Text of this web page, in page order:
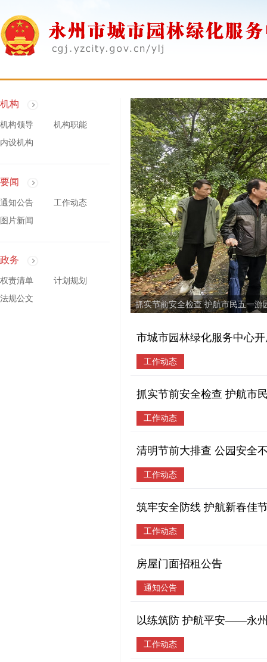
机构
机构领导
机构职能
内设机构
要闻
通知公告
工作动态
图片新闻
政务
权责清单
计划规划
法规公文
市城市园林绿化服务中心
工作动态
抓实节前安全检查 护航市
工作动态
清明节前大排查 公园安全
工作动态
筑牢安全防线 护航新春佳
工作动态
房屋门面招租公告
通知公告
以练筑防 护航平安——永
工作动态